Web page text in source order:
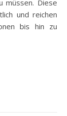
müssen. Diese
und reichen
bis hin zu